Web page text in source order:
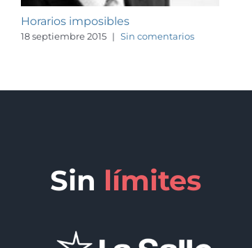
Horarios imposibles
18 septiembre 2015 | Sin comentarios
Sin límites